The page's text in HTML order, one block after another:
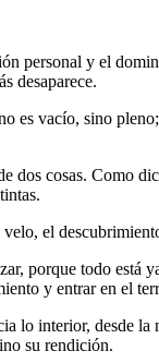
personal y el
desaparece.
vacío, sino
dos cosas. Como
el
porque todo está
y entrar en el
lo interior, desde
su rendición.